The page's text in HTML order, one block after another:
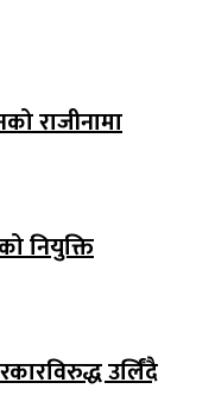
राजीनामा
नियुक्ति
उर्लिंदै